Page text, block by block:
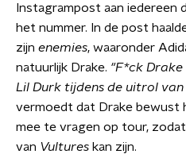
Instagrampost aan iedereen
het nummer. In de post
zijn enemies, waaronder
natuurlijk Drake. "F*ck
Lil Durk tijdens de uitrol van
vermoedt dat Drake bewust
mee te vragen op tour,
van Vultures kan zijn.